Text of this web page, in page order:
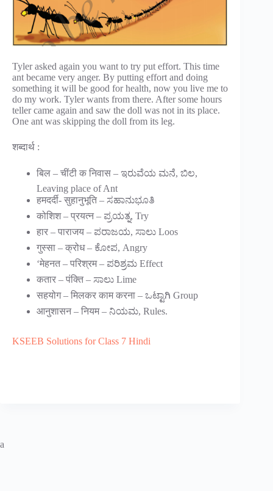
Tyler asked again you want to try put effort. This time
ant became very anger. By putting effort and doing
something it will be good for health, now you live me to
do my work. Tyler wants from there. After some hours
teller came again and saw the doll was not in its place.
One ant was skipping the doll from its leg.
शब्दार्थ :
बिल – चींटी क निवास – ಇರುವೆಯ ಮನೆ, ಬಿಲ,
Leaving place of Ant
हमदर्दी- सुहानुभूति – ಸಹಾನುಭೂತಿ
कोशिश – प्रयत्न – ಪ್ರಯತ್ನ, Try
हार – पाराजय – ಪರಾಜಯ, ಸಾಲು Loos
गुस्सा – क्रोध – ಕೋಪ, Angry
‘मेहनत – परिश्रम – ಪರಿಶ್ರಮ Effect
कतार – पंक्ति – ಸಾಲು Lime
सहयोग – मिलकर काम करना – ಒಟ್ಟಾಗಿ Group
आनुशासन – नियम – ನಿಯಮ, Rules.
KSEEB Solutions for Class 7 Hindi
a